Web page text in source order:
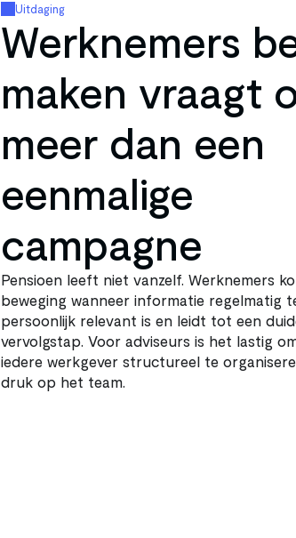
Uitdaging
Werknemers
maken vraagt
meer dan een
eenmalige
campagne
Pensioen leeft niet vanzelf. Werknemers
beweging wanneer informatie regelmatig
persoonlijk relevant is en leidt tot een
vervolgstap. Voor adviseurs is het lastig
iedere werkgever structureel te
druk op het team.